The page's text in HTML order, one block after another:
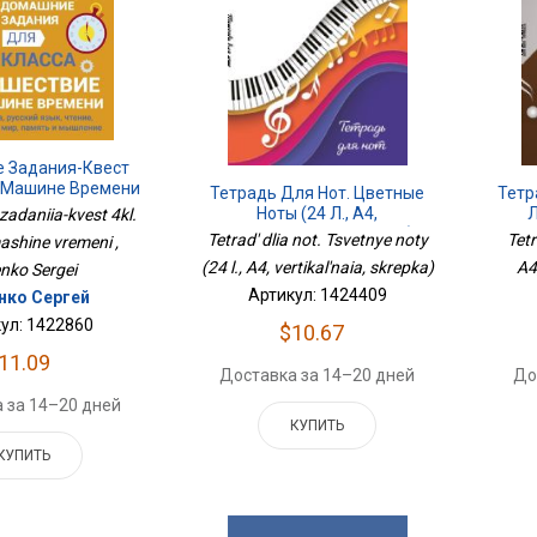
Квест
Машине Времени
kvest 4kl.
vremeni ,
Sergei
Сергей
1422860
за 14–20 дней
Тетрадь Для Нот. Цветные
Ноты (24 Л., А4,
Вертикальная, Скрепка)
Tetrad' dlia not. Tsvetnye noty
(24 l., A4, vertikal'naia, skrepka)
Артикул: 1424409
$10.67
Доставка за 14–20 дней
КУПИТЬ